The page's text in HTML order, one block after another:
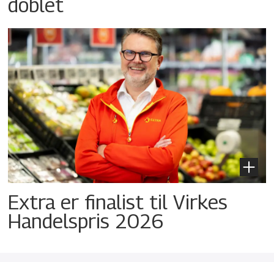
Extra er finalist til Virkes
Handelspris 2026